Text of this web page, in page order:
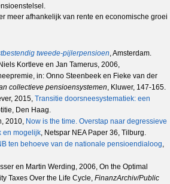
meer afhankelijk van rente en economische groei
tweede-pijlerpensioen, Amsterdam.
Kortleve en Jan Tamerus, 2006,
in: Onno Steenbeek en Fieke van der
collectieve pensioensystemen, Kluwer, 147-165.
2015, Transitie doorsneesystematiek: een
Den Haag.
2010, Now is the time. Overstap naar degressieve
en mogelijk, Netspar NEA Paper 36, Tilburg.
ten behoeve van de nationale pensioendialoog,
en Martin Werding, 2006, On the Optimal
Taxes Over the Life Cycle, FinanzArchiv/Public